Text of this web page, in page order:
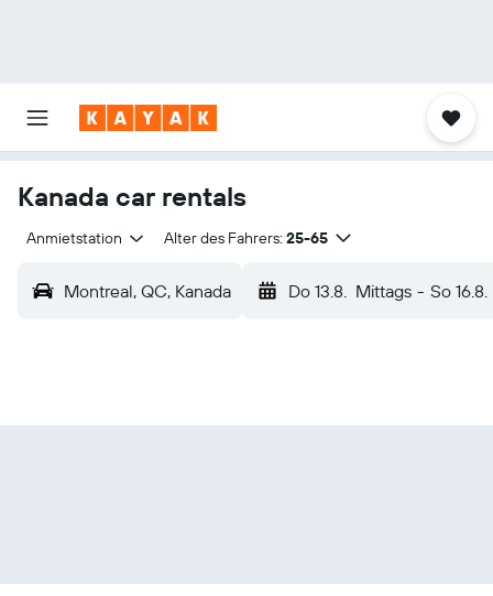
Kanada car rentals
Anmietstation Alter des Fahrers: 25-65
Montreal, QC, Kanada Do 13.8. Mittags - So 16.8.